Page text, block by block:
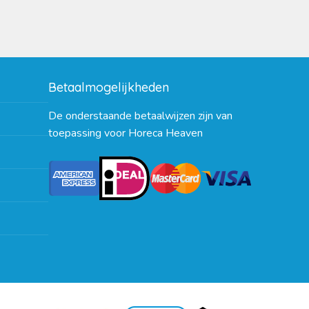
Betaalmogelijkheden
De onderstaande betaalwijzen zijn van
toepassing voor Horeca Heaven